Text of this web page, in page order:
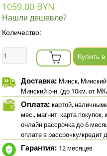
1059.00 BYN
Нашли дешевле?
Количество:
Купить
Доставка: Минск,
Минский р-н. (до 10км. от
Оплата: картой,
мес., магнит, карта
онлайн рассрочка до 6
оплате в рассрочку/кредит
Гарантия: 12 месяцев